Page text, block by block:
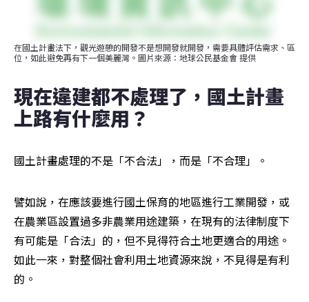
在國土計畫法下，觀光遊憩的開發不是想開發就開發，需要具體評估需求、區
位，如此避免再有下一個美麗灣。圖片來源：地球公民基金會 提供
現在違建都不處理了，國土計畫
上路有什麼用？
國土計畫處理的不是「不合法」，而是「不合理」。
譬如說，在應該要進行國土保育的地區進行工業開發，或
在農業區設置過多非農業用途建築，在現有的法律制度下
有可能是「合法」的，但不見得符合土地更適合的用途。
如此一來，對整個社會利用土地資源來說，不見得是有利
的。